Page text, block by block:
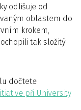
odlišuje od
oblastem do
krokem,
tak složitý
dočtete
při University